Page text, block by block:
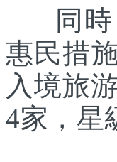
同時
惠民措
入境旅
4家，星